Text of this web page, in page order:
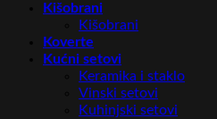
Kišobrani
Kišobrani
Koverte
Kućni setovi
Keramika i staklo
Vinski setovi
Kuhinjski setovi